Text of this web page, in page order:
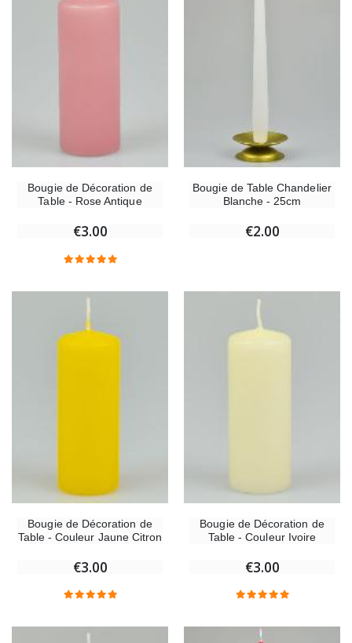
Bougie de Décoration de
Table - Rose Antique
€3.00
Bougie de Table Chandelier
Blanche - 25cm
€2.00
Bougie de Décoration de
Table - Couleur Jaune Citron
€3.00
Bougie de Décoration de
Table - Couleur Ivoire
€3.00